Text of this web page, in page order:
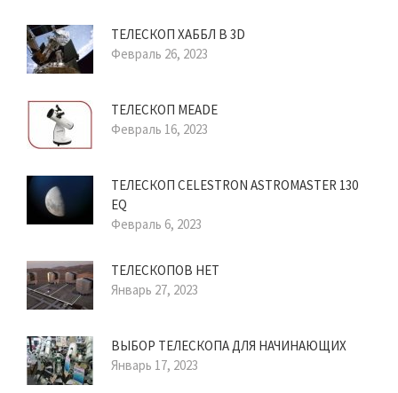
ТЕЛЕСКОП ХАББЛ В 3D
Февраль 26, 2023
ТЕЛЕСКОП MEADE
Февраль 16, 2023
ТЕЛЕСКОП CELESTRON ASTROMASTER 130
EQ
Февраль 6, 2023
ТЕЛЕСКОПОВ НЕТ
Январь 27, 2023
ВЫБОР ТЕЛЕСКОПА ДЛЯ НАЧИНАЮЩИХ
Январь 17, 2023